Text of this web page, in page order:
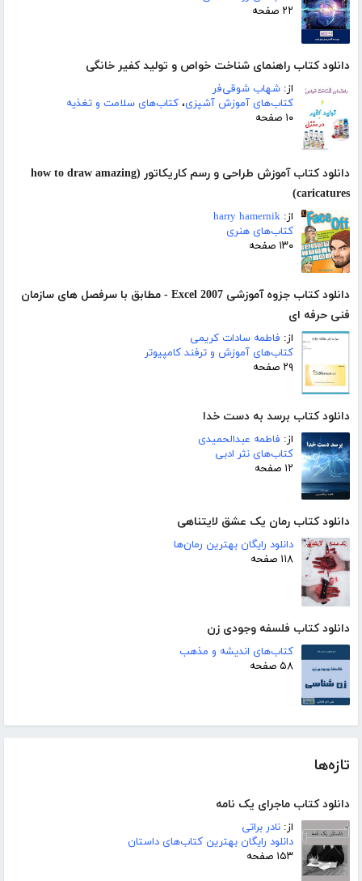
۲۲ صفحه
دانلود کتاب راهنمای شناخت خواص و تولید کفیر خانگی
از: شهاب شوقی‌فر
کتاب‌های آموزش آشپزی، کتاب‌های سلامت و تغذیه
۱۰ صفحه
دانلود کتاب آموزش طراحی و رسم کاریکاتور (how to draw amazing
caricatures)
از: harry hamernik
کتاب‌های هنری
۱۳۰ صفحه
دانلود کتاب جزوه آموزشی Excel 2007 - مطابق با سرفصل های سازمان
فنی حرفه ای
از: فاطمه سادات کریمی
کتاب‌های آموزش و ترفند کامپیوتر
۲۹ صفحه
دانلود کتاب برسد به دست خدا
از: فاطمه عبدالحمیدی
کتاب‌های نثر ادبی
۱۲ صفحه
دانلود کتاب رمان یک عشق لایتناهی
دانلود رایگان بهترین رمان‌ها
۱۱۸ صفحه
دانلود کتاب فلسفه وجودی زن
کتاب‌های اندیشه و مذهب
۵۸ صفحه
تازه‌ها
دانلود کتاب ماجرای یک نامه
از: نادر براتی
دانلود رایگان بهترین کتاب‌های داستان
۱۵۳ صفحه